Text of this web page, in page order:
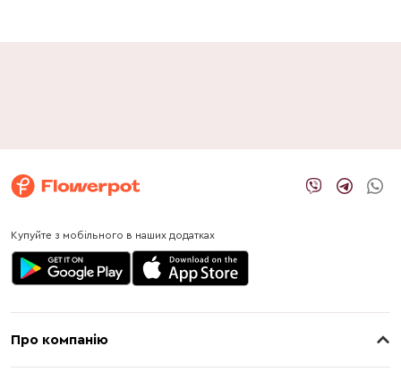
Купуйте з мобільного в наших додатках
Про компанію